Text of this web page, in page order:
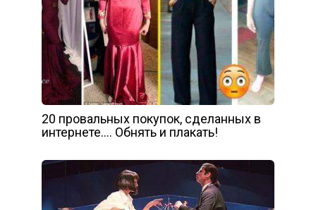
20 провальных покупок, сделанных в
интернете…. Обнять и плакать!